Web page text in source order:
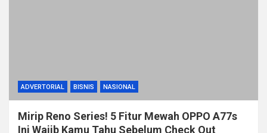
ADVERTORIAL BISNIS NASIONAL
Mirip Reno Series! 5 Fitur Mewah OPPO A77s
Ini Wajib Kamu Tahu Sebelum Check Out